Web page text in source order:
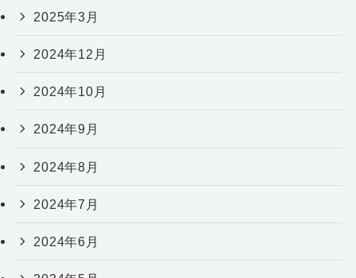
2025年3月
2024年12月
2024年10月
2024年9月
2024年8月
2024年7月
2024年6月